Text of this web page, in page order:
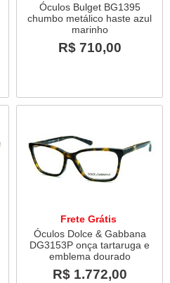
Óculos Bulget BG1395
chumbo metálico haste azul
marinho
R$ 710,00
Frete Grátis
Óculos Dolce & Gabbana
DG3153P onça tartaruga e
emblema dourado
R$ 1.772,00